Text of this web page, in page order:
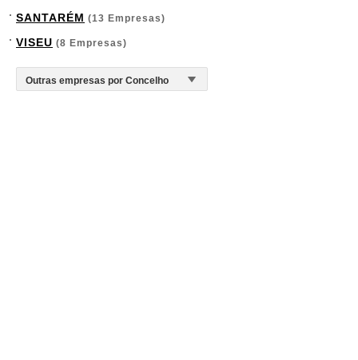
SANTARÉM (13 Empresas)
VISEU (8 Empresas)